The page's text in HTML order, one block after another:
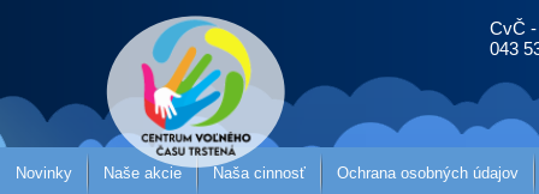
CvČ
043
Novinky Naše akcie Naša cinnosť Ochrana osobných údajov